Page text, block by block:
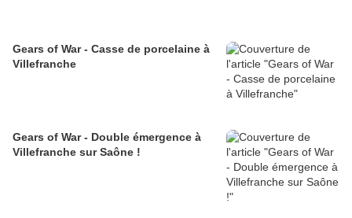
Gears of War - Casse de porcelaine à
Villefranche
Gears of War - Double émergence à
Villefranche sur Saône !